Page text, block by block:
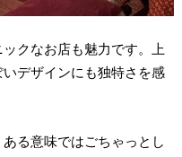
クなお店も魅力です。上
デザインにも独特さを感
る意味ではごちゃっとし